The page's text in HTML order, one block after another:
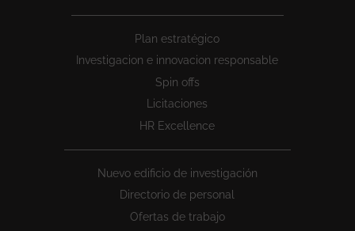
Plan estratégico
Investigacion e innovacion responsable
Spin offs
Licitaciones
HR Excellence
Nuevo edificio de investigación
Directorio de personal
Ofertas de trabajo